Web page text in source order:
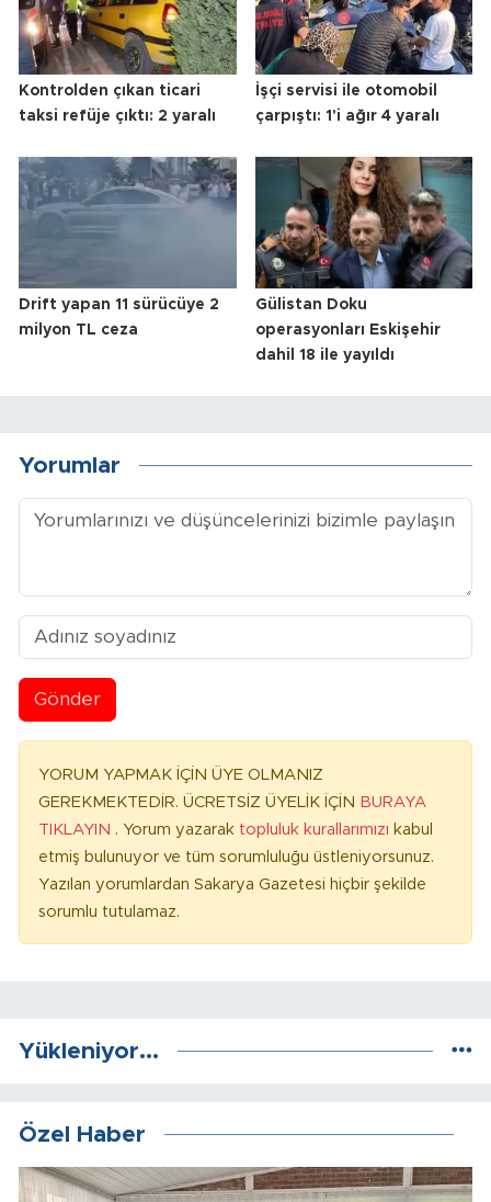
Kontrolden çıkan ticari
taksi refüje çıktı: 2 yaralı
İşçi servisi ile otomobil
çarpıştı: 1'i ağır 4 yaralı
Drift yapan 11 sürücüye 2
milyon TL ceza
Gülistan Doku
operasyonları Eskişehir
dahil 18 ile yayıldı
Yorumlar
Gönder
YORUM YAPMAK İÇİN ÜYE OLMANIZ
GEREKMEKTEDİR. ÜCRETSİZ ÜYELİK İÇİN BURAYA
TIKLAYIN . Yorum yazarak topluluk kurallarımızı kabul
etmiş bulunuyor ve tüm sorumluluğu üstleniyorsunuz.
Yazılan yorumlardan Sakarya Gazetesi hiçbir şekilde
sorumlu tutulamaz.
Yükleniyor...
Özel Haber